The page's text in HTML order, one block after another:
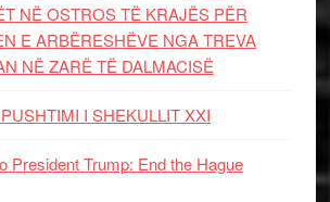
NË OSTROS TË KRAJËS PËR
E ARBËRESHËVE NGA TREVA
NË ZARË TË DALMACISË
I SHEKULLIT XXI
President Trump: End the Hague